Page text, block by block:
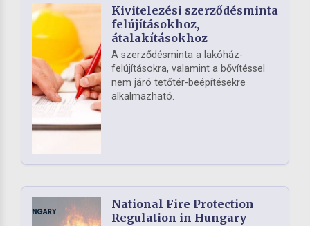
Kivitelezési szerződésminta
felújításokhoz,
átalakításokhoz
A szerződésminta a lakóház-
felújításokra, valamint a bővítéssel
nem járó tetőtér-beépítésekre
alkalmazható.
National Fire Protection
Regulation in Hungary